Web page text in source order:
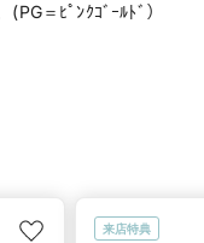
＝ﾋﾟﾝｸｺﾞｰﾙﾄﾞ）
来店特典